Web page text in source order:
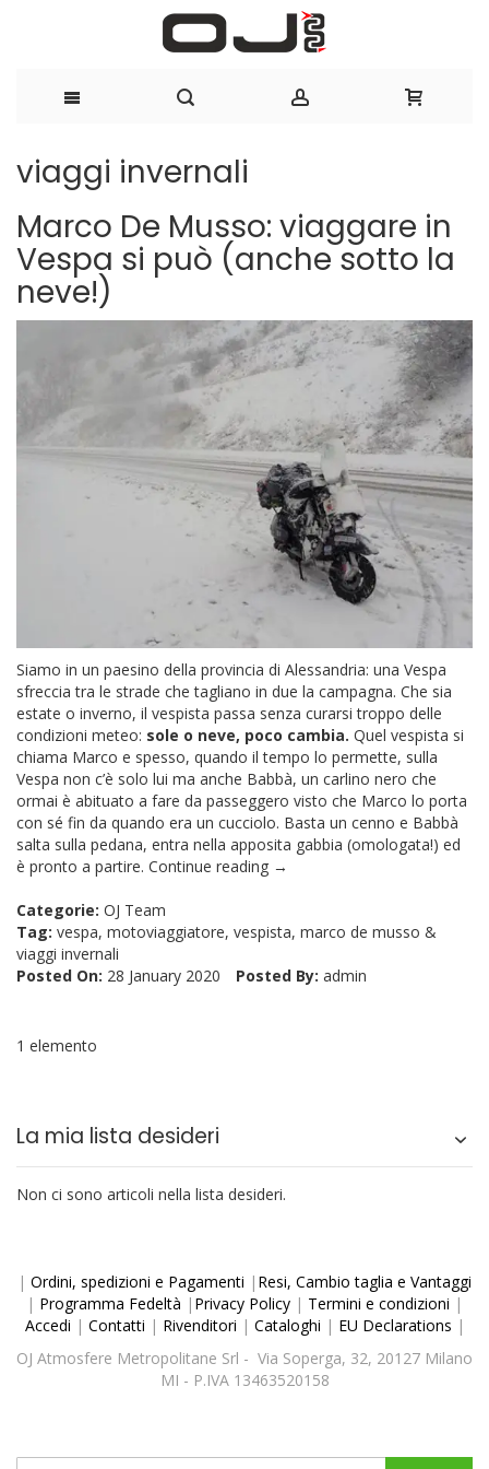
al
contenuto
viaggi invernali
Marco De Musso: viaggare in
Vespa si può (anche sotto la
neve!)
Siamo in un paesino della provincia di Alessandria: una Vespa
sfreccia tra le strade che tagliano in due la campagna. Che sia
estate o inverno, il vespista passa senza curarsi troppo delle
condizioni meteo: sole o neve, poco cambia. Quel vespista si
chiama Marco e spesso, quando il tempo lo permette, sulla
Vespa non c’è solo lui ma anche Babbà, un carlino nero che
ormai è abituato a fare da passeggero visto che Marco lo porta
con sé fin da quando era un cucciolo. Basta un cenno e Babbà
salta sulla pedana, entra nella apposita gabbia (omologata!) ed
è pronto a partire. Continue reading →
Categorie: OJ Team
Tag: vespa, motoviaggiatore, vespista, marco de musso &
viaggi invernali
Posted On: 28 January 2020 Posted By: admin
1 elemento
La mia lista desideri
Non ci sono articoli nella lista desideri.
| Ordini, spedizioni e Pagamenti | Resi, Cambio taglia e Vantaggi
| Programma Fedeltà | Privacy Policy | Termini e condizioni |
Accedi | Contatti | Rivenditori | Cataloghi | EU Declarations |
OJ Atmosfere Metropolitane Srl - Via Soperga, 32, 20127 Milano
MI - P.IVA 13463520158